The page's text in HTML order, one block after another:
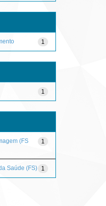
1
1
1
(FS
1
Saúde (FS)